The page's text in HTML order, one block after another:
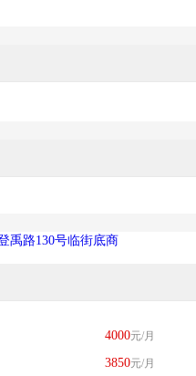
禹路130号临街底商
4000元/月
3850元/月